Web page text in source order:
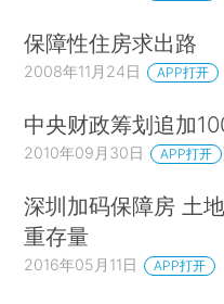
保障性住房求出路
2008年11月24日 APP打开
中央财政筹划追加
2010年09月30日 APP打开
深圳加码保障房 土
重存量
2016年05月11日 APP打开